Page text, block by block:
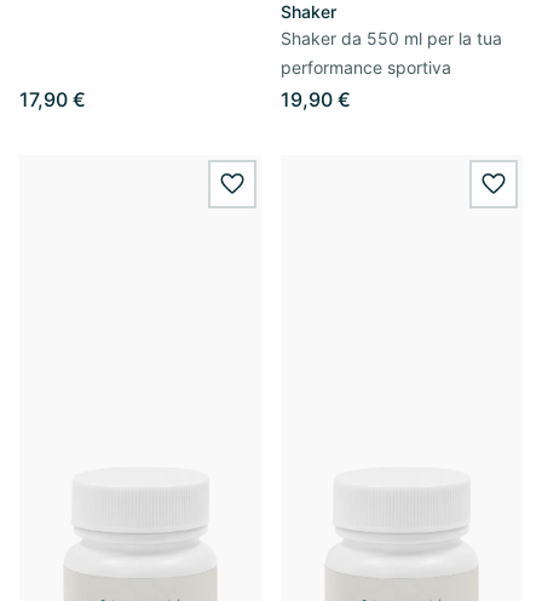
17,90 €
Shaker
Shaker da 550 ml per la tua
performance sportiva
19,90 €
wishlist.add